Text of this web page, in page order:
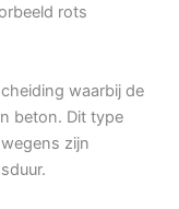
rots
waarbij de
beton. Dit type
zijn